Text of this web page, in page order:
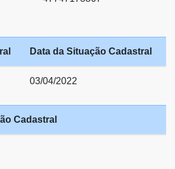
Data da Situação Cadastral
03/04/2022
Cadastral